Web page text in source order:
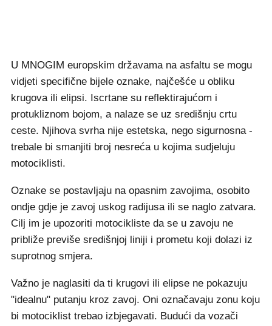
U MNOGIM europskim državama na asfaltu se mogu
vidjeti specifične bijele oznake, najčešće u obliku
krugova ili elipsi. Iscrtane su reflektirajućom i
protukliznom bojom, a nalaze se uz središnju crtu
ceste. Njihova svrha nije estetska, nego sigurnosna -
trebale bi smanjiti broj nesreća u kojima sudjeluju
motociklisti.
Oznake se postavljaju na opasnim zavojima, osobito
ondje gdje je zavoj uskog radijusa ili se naglo zatvara.
Cilj im je upozoriti motocikliste da se u zavoju ne
približe previše središnjoj liniji i prometu koji dolazi iz
suprotnog smjera.
Važno je naglasiti da ti krugovi ili elipse ne pokazuju
"idealnu" putanju kroz zavoj. Oni označavaju zonu koju
bi motociklist trebao izbjegavati. Budući da vozači